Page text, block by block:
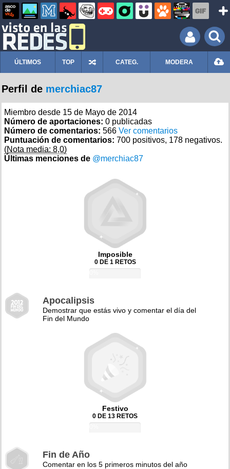
ÚLTIMOS TOP CATEG. MODERA
Perfil de merchiac87
Miembro desde 15 de Mayo de 2014
Número de aportaciones: 0 publicadas
Número de comentarios: 566 Ver comentarios
Puntuación de comentarios: 700 positivos, 178 negativos.
(Nota media: 8,0)
Últimas menciones de @merchiac87
Imposible
0 DE 1 RETOS
Apocalipsis
Demostrar que estás vivo y comentar el día del
Fin del Mundo
Festivo
0 DE 13 RETOS
Fin de Año
Comentar en los 5 primeros minutos del año